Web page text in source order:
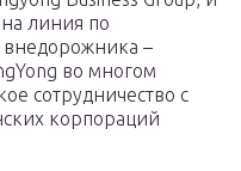
линия по
внедорожника –
во многом
сотрудничество с
корпораций